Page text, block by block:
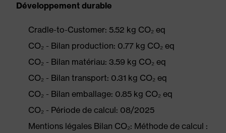
Développement durable
Cradle-to-Customer: 5.52 kg CO₂ eq
CO₂ - Bilan production: 0.77 kg CO₂ eq
CO₂ - Bilan matériau: 3.59 kg CO₂ eq
CO₂ - Bilan transport: 0.31 kg CO₂ eq
CO₂ - Bilan emballage: 0.85 kg CO₂ eq
CO₂ - Période de calcul: 08/2025
Mentions légales Bilan CO₂: Méthode de calcul :